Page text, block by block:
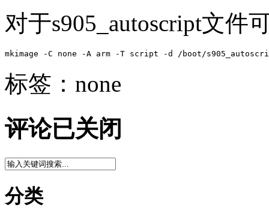
对于s905_autoscript文件
mkimage -C none -A arm -T script -d /boot/
标签：none
评论已关闭
分类